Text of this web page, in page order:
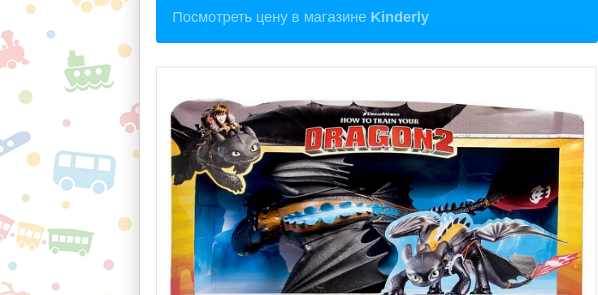
Посмотреть цену в магазине Kinderly